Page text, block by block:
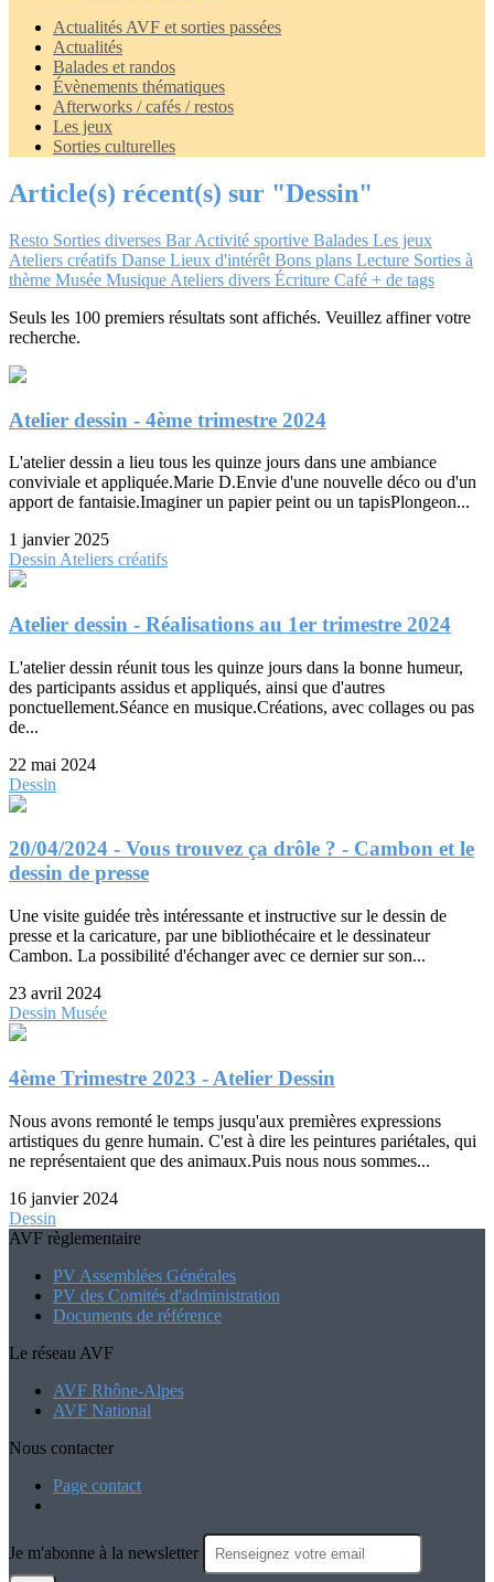
Actualités AVF et sorties passées
Actualités
Balades et randos
Évènements thématiques
Afterworks / cafés / restos
Les jeux
Sorties culturelles
Article(s) récent(s) sur "Dessin"
Resto Sorties diverses BarActivité sportive Balades Les jeux
Ateliers créatifs Danse Lieux d'intérêt Bons plans Lecture Sorties à
thème Musée Musique Ateliers divers Écriture Café + de tags
Seuls les 100 premiers résultats sont affichés. Veuillez affiner votre
recherche.
Atelier dessin - 4ème trimestre 2024
L'atelier dessin a lieu tous les quinze jours dans une ambiance
conviviale et appliquée.Marie D.Envie d'une nouvelle déco ou d'un
apport de fantaisie.Imaginer un papier peint ou un tapisPlongeon...
1 janvier 2025
Dessin Ateliers créatifs
Atelier dessin - Réalisations au 1er trimestre 2024
L'atelier dessin réunit tous les quinze jours dans la bonne humeur,
des participants assidus et appliqués, ainsi que d'autres
ponctuellement.Séance en musique.Créations, avec collages ou pas
de...
22 mai 2024
Dessin
20/04/2024 - Vous trouvez ça drôle ? - Cambon et le
dessin de presse
Une visite guidée très intéressante et instructive sur le dessin de
presse et la caricature, par une bibliothécaire et le dessinateur
Cambon. La possibilité d'échanger avec ce dernier sur son...
23 avril 2024
Dessin Musée
4ème Trimestre 2023 - Atelier Dessin
Nous avons remonté le temps jusqu'aux premières expressions
artistiques du genre humain. C'est à dire les peintures pariétales, qui
ne représentaient que des animaux.Puis nous nous sommes...
16 janvier 2024
Dessin
AVF règlementaire
PV Assemblées Générales
PV des Comités d'administration
Documents de référence
Le réseau AVF
AVF Rhône-Alpes
AVF National
Nous contacter
Page contact
Je m'abonne à la newsletter